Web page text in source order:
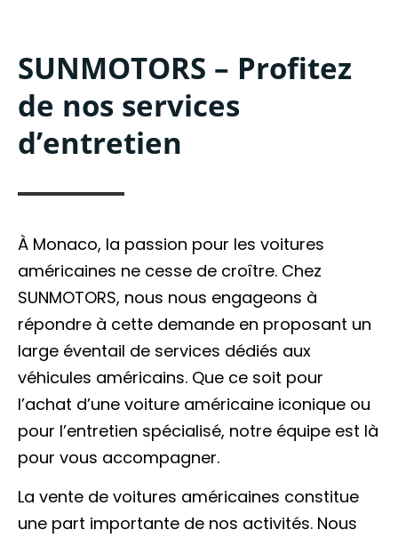
SUNMOTORS – Profitez
de nos services
d’entretien
À Monaco, la passion pour les voitures
américaines ne cesse de croître. Chez
SUNMOTORS, nous nous engageons à
répondre à cette demande en proposant un
large éventail de services dédiés aux
véhicules américains. Que ce soit pour
l’achat d’une voiture américaine iconique ou
pour l’entretien spécialisé, notre équipe est là
pour vous accompagner.
La vente de voitures américaines constitue
une part importante de nos activités. Nous